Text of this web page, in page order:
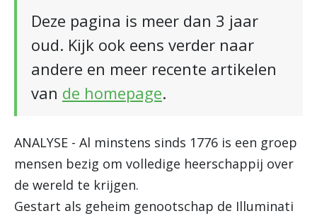
Deze pagina is meer dan 3 jaar
oud. Kijk ook eens verder naar
andere en meer recente artikelen
van de homepage.
ANALYSE - Al minstens sinds 1776 is een groep
mensen bezig om volledige heerschappij over
de wereld te krijgen.
Gestart als geheim genootschap de Illuminati